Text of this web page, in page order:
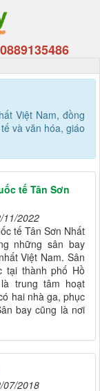
0889135486
Việt Nam, đồng
và văn hóa, giáo
tế Tân Sơn
11/2022
tế Tân Sơn Nhất
những sân bay
Việt Nam. Sân
tại thành phố Hồ
trung tâm hoạt
hai nhà ga, phục
bay cũng là nơi
07/2018